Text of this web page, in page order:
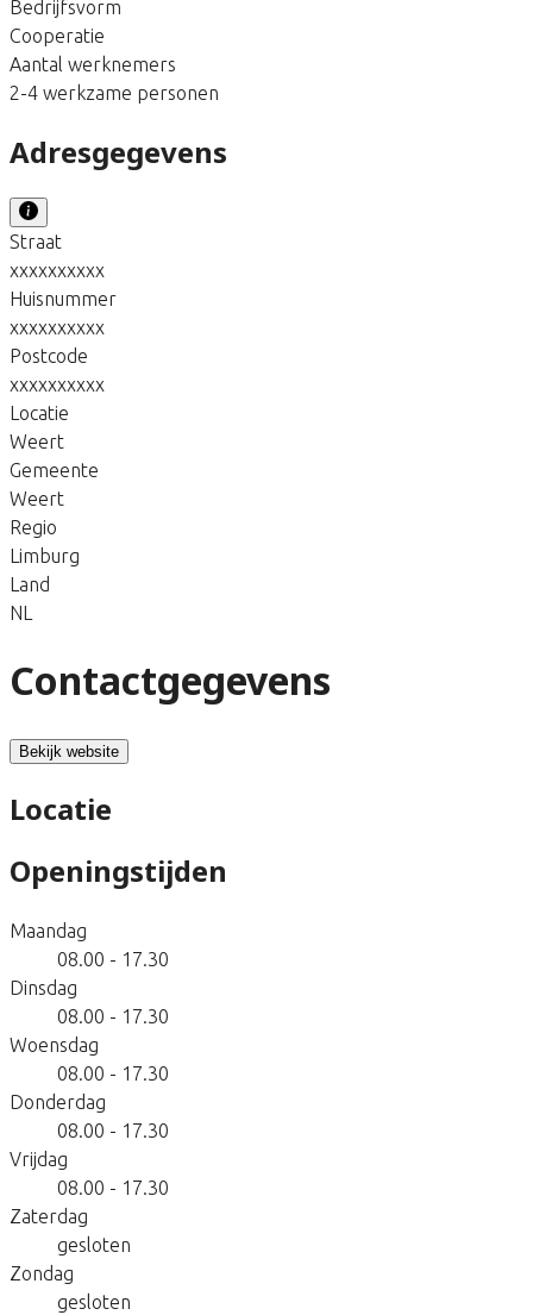
Bedrijfsvorm
Cooperatie
Aantal werknemers
2-4 werkzame personen
Adresgegevens
Straat
xxxxxxxxxx
Huisnummer
xxxxxxxxxx
Postcode
xxxxxxxxxx
Locatie
Weert
Gemeente
Weert
Regio
Limburg
Land
NL
Contactgegevens
Bekijk website
Locatie
Openingstijden
Maandag
08.00 - 17.30
Dinsdag
08.00 - 17.30
Woensdag
08.00 - 17.30
Donderdag
08.00 - 17.30
Vrijdag
08.00 - 17.30
Zaterdag
gesloten
Zondag
gesloten